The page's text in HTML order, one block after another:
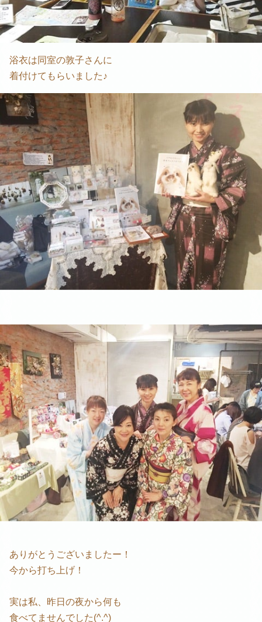
浴衣は同室の敦子さんに
着付けてもらいました♪
ありがとうございましたー！
今から打ち上げ！
実は私、昨日の夜から何も
食べてませんでした(^.^)